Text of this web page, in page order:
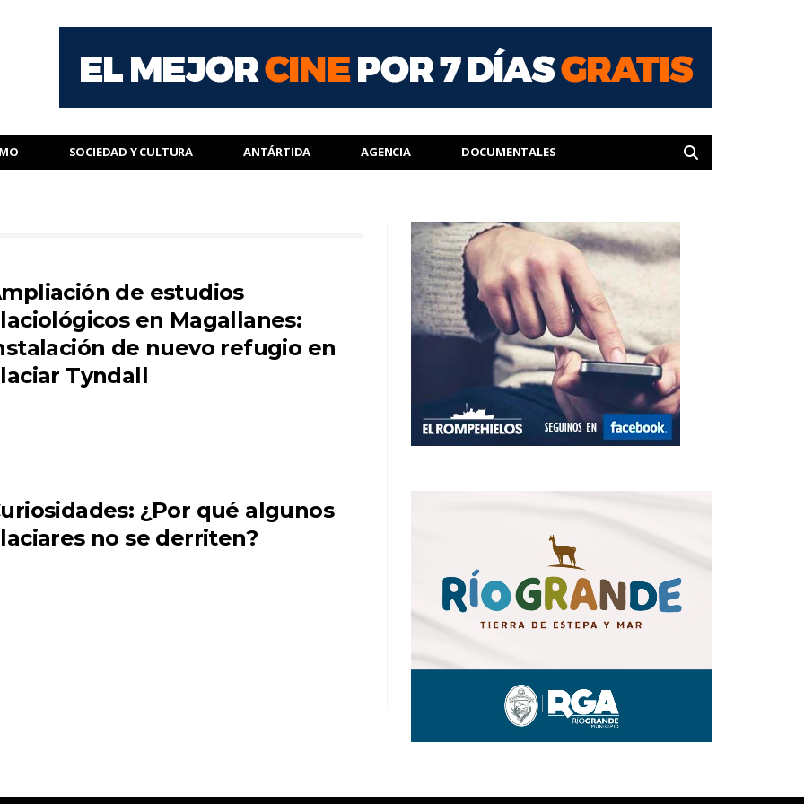
SOCIEDAD Y CULTURA ANTÁRTIDA AGENCIA DOCUMENTALES
de estudios
en Magallanes:
de nuevo refugio en
Tyndall
¿Por qué algunos
no se derriten?